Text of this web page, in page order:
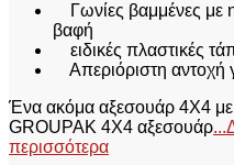
Γωνίες βαμμένες με
βαφή
ειδικές πλαστικές
Απεριόριστη αντοχή
Ένα ακόμα αξεσουάρ 4Χ4 με
GROUPAK 4Χ4 αξεσουάρ
περισσότερα